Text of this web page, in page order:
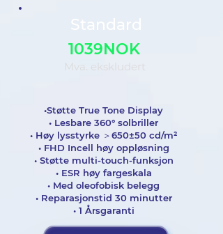
1039NOK
Mva. ekskludert
•Støtte True Tone Display
• Lesbare 360° solbriller
• Høy lysstyrke ＞650±50 cd/m²
• FHD Incell høy oppløsning
• Støtte multi-touch-funksjon
• ESR høy fargeskala
• Med oleofobisk belegg
• Reparasjonstid 30 minutter
• 1 Årsgaranti